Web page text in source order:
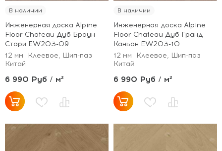
В наличии
Инженерная доска Alpine
Floor Chateau Дуб Браун
Стори EW203-09
12 мм
Клеевое, Шип-паз
Китай
6 990 Руб / м²
В наличии
Инженерная доска Alpine
Floor Chateau Дуб Гранд
Каньон EW203-10
12 мм
Клеевое, Шип-паз
Китай
6 990 Руб / м²